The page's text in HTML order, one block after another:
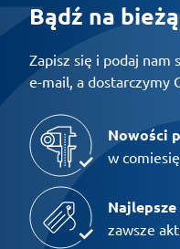
Bądź na
Zapisz się i podaj nam
e-mail, a dostarczymy
Nowości
w
zawsze